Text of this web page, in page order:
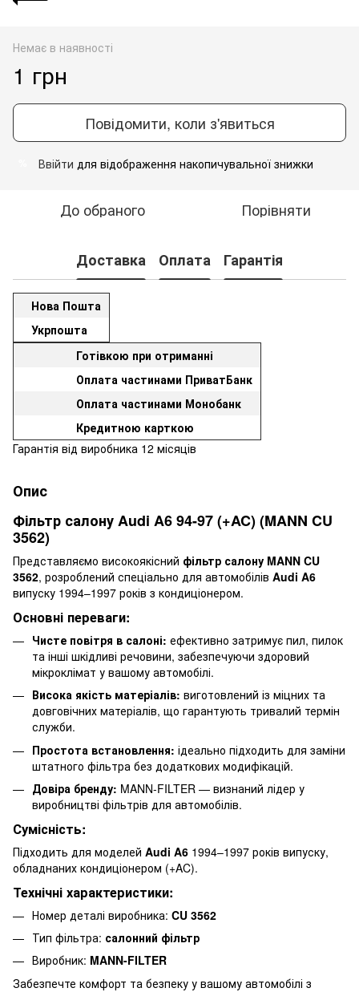
Немає в наявності
1 грн
Повідомити, коли з'явиться
Ввійти для відображення накопичувальної знижки
До обраного Порівняти
Доставка Оплата Гарантія
Нова Пошта
Укрпошта
Готівкою при отриманні
Оплата частинами ПриватБанк
Оплата частинами Монобанк
Кредитною карткою
Гарантія від виробника 12 місяців
Опис
Фільтр салону Audi A6 94-97 (+AC) (MANN CU
3562)
Представляємо високоякісний фільтр салону MANN CU
3562, розроблений спеціально для автомобілів Audi A6
випуску 1994–1997 років з кондиціонером.
Основні переваги:
Чисте повітря в салоні: ефективно затримує пил, пилок
та інші шкідливі речовини, забезпечуючи здоровий
мікроклімат у вашому автомобілі.
Висока якість матеріалів: виготовлений із міцних та
довговічних матеріалів, що гарантують тривалий термін
служби.
Простота встановлення: ідеально підходить для заміни
штатного фільтра без додаткових модифікацій.
Довіра бренду: MANN-FILTER — визнаний лідер у
виробництві фільтрів для автомобілів.
Сумісність:
Підходить для моделей Audi A6 1994–1997 років випуску,
обладнаних кондиціонером (+AC).
Технічні характеристики:
Номер деталі виробника: CU 3562
Тип фільтра: салонний фільтр
Виробник: MANN-FILTER
Забезпечте комфорт та безпеку у вашому автомобілі з